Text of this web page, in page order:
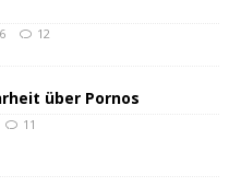
12
über Pornos
11